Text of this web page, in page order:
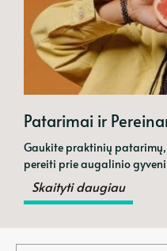
Patarimai ir
Gaukite praktinių
pereiti prie augalinio
Skaityti daugiau